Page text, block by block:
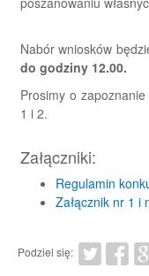
Nabór wniosków
do godziny 12.00.
Prosimy o
1 i 2.
Załączniki:
Regulamin
Załącznik nr 1 i
Podziel się: